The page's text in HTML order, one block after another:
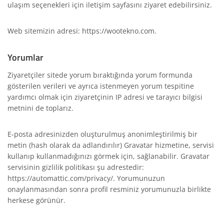
ulaşım seçenekleri için iletişim sayfasını ziyaret edebilirsiniz.
Web sitemizin adresi: https://wootekno.com.
Yorumlar
Ziyaretçiler sitede yorum bıraktığında yorum formunda
gösterilen verileri ve ayrıca istenmeyen yorum tespitine
yardımcı olmak için ziyaretçinin IP adresi ve tarayıcı bilgisi
metnini de toplarız.
E-posta adresinizden oluşturulmuş anonimleştirilmiş bir
metin (hash olarak da adlandırılır) Gravatar hizmetine, servisi
kullanıp kullanmadığınızı görmek için, sağlanabilir. Gravatar
servisinin gizlilik politikası şu adrestedir:
https://automattic.com/privacy/. Yorumunuzun
onaylanmasından sonra profil resminiz yorumunuzla birlikte
herkese görünür.